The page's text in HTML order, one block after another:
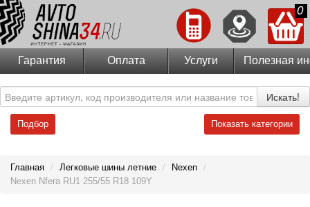
0
Гарантия Оплата Услуги Полезная
Искать!
Подбор Показать категории
Главная / Легковые шины летние / Nexen /
Nexen Nfera RU1 255/55 R18 109Y